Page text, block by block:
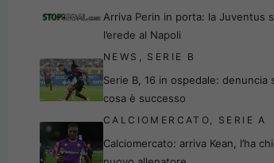
Arriva Perin in porta: la Juventus
l’erede al Napoli
NEWS , SERIE B
Serie B, 16 in ospedale: denuncia
cosa è successo
CALCIOMERCATO, SERIE A
Calciomercato: arriva Kean, l’ha